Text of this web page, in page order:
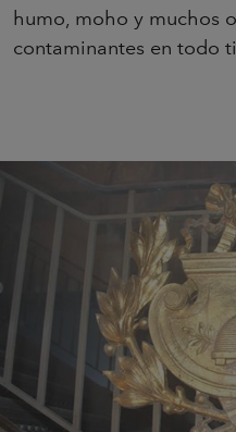
humo, moho y muchos
contaminantes en todo